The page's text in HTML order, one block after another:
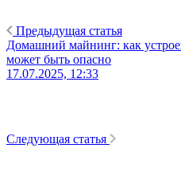
Предыдущая статья
Домашний майнинг: как
может быть опасно
17.07.2025, 12:33
Следующая статья